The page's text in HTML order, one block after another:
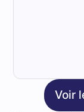
Voir